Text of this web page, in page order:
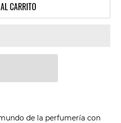
CARRITO
de la perfumería con